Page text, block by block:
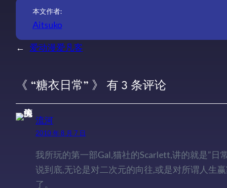
本文作者:
Aitsuko
← 爱动漫爱凡客
《 “糖衣日常” 》 有 3 条评论
流河
2010 年 8 月 7 日
我所玩的第一部Gal,猫社的Scarlett,讲的就是”日
说到底,无论是对二次元的向往,或是对所谓人生
了。